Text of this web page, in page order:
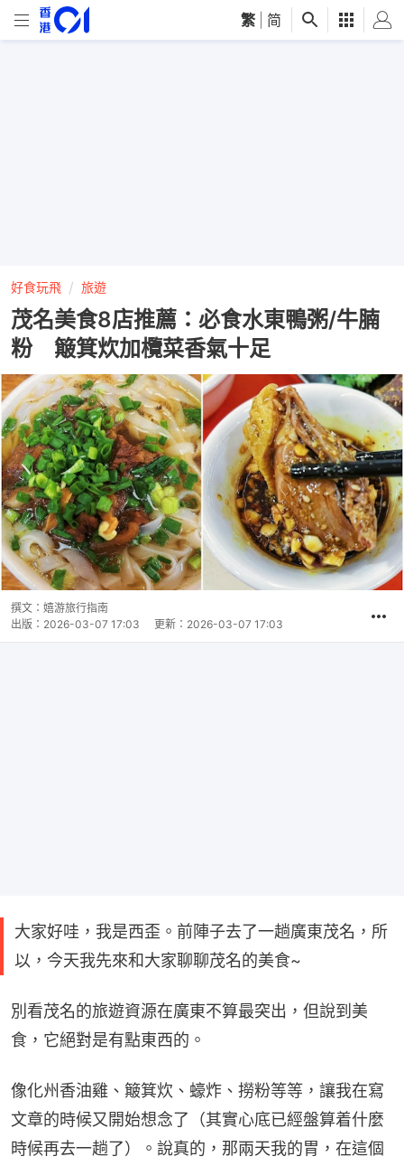
繁 简
好食玩飛 旅遊
茂名美食8店推薦：必食水東鴨粥/牛腩
粉 簸箕炊加欖菜香氣十足
撰文： 嬉游旅行指南
出版： 2026-03-07 17:03 更新： 2026-03-07 17:03
大家好哇，我是西歪。前陣子去了一趟廣東茂名，所
以，今天我先來和大家聊聊茂名的美食~
別看茂名的旅遊資源在廣東不算最突出，但說到美
食，它絕對是有點東西的。
像化州香油雞、簸箕炊、蠔炸、撈粉等等，讓我在寫
文章的時候又開始想念了（其實心底已經盤算着什麼
時候再去一趟了）。說真的，那兩天我的胃，在這個